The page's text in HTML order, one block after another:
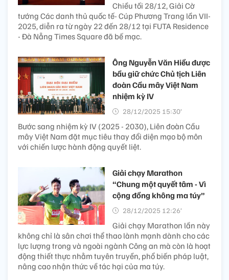
Chiều tối 28/12, Giải Cờ
tướng Các danh thủ quốc tế- Cúp Phương Trang lần VII-
2025, diễn ra từ ngày 22 đến 28/12 tại FUTA Residence
- Đà Nẵng Times Square đã bế mạc.
Ông Nguyễn Văn Hiều được
bầu giữ chức Chủ tịch Liên
đoàn Cầu mây Việt Nam
nhiệm kỳ IV
28/12/2025 15:30’
Bước sang nhiệm kỳ IV (2025 - 2030), Liên đoàn Cầu
mây Việt Nam đặt mục tiêu thay đổi diện mạo bộ môn
với chiến lược hành động quyết liệt.
Giải chạy Marathon
“Chung một quyết tâm - Vì
cộng đồng không ma túy”
28/12/2025 12:26’
Giải chạy Marathon lần này
không chỉ là sân chơi thể thao lành mạnh dành cho các
lực lượng trong và ngoài ngành Công an mà còn là hoạt
động thiết thực nhằm tuyên truyền, phổ biến pháp luật,
nâng cao nhận thức về tác hại của ma túy.